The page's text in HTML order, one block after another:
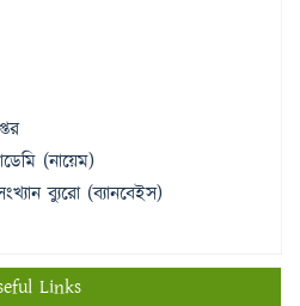
(নায়েম)
ব্যুরো (ব্যানবেইস)
Links